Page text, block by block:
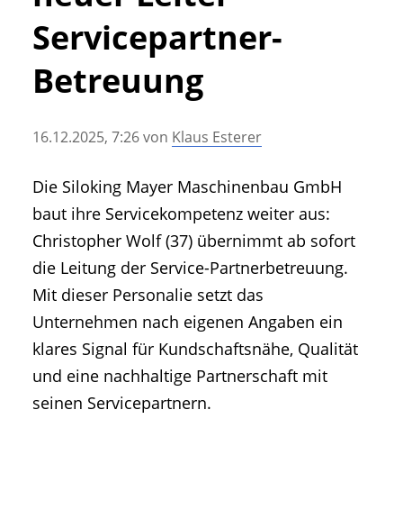
• Messen und Veranstaltungen
• Mitteilung der Redaktion
• Agritechnica Neuheiten Archiv
Servicepartner-
Betreuung
16.12.2025, 7:26von Klaus Esterer
Die Siloking Mayer Maschinenbau GmbH
baut ihre Servicekompetenz weiter aus:
Christopher Wolf (37) übernimmt ab sofort
die Leitung der Service-Partnerbetreuung.
Mit dieser Personalie setzt das
Unternehmen nach eigenen Angaben ein
klares Signal für Kundschaftsnähe, Qualität
und eine nachhaltige Partnerschaft mit
seinen Servicepartnern.